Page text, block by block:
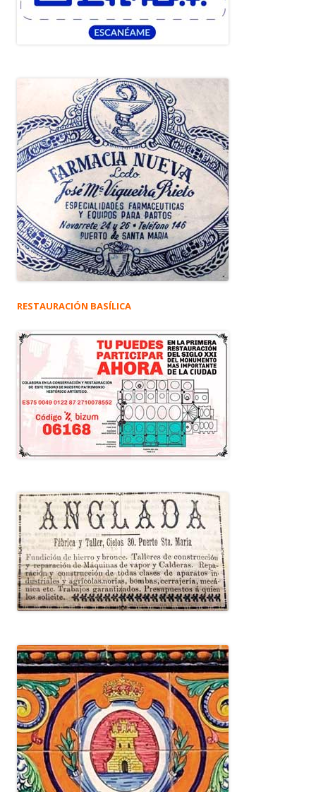
RESTAURACIÓN BASÍLICA